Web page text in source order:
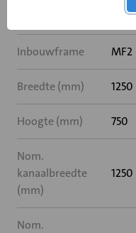
Nee
Inbouwframe MF2
Breedte (mm) 1250
Hoogte (mm) 750
Nom.
kanaalbreedte
(mm)
1250
Nom.